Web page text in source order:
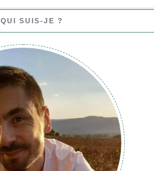
QUI SUIS-JE ?